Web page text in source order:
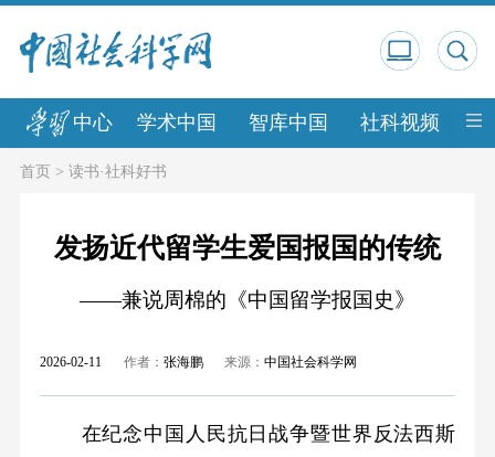
中心 学术中国 智库中国 社科视频 中
首页> 读书·社科好书
发扬近代留学生爱国报国的传统
——兼说周棉的《中国留学报国史》
2026-02-11 作者： 张海鹏 来源：中国社会科学网
在纪念中国人民抗日战争暨世界反法西斯